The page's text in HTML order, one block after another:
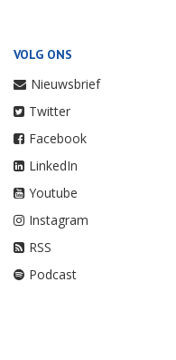
VOLG ONS
Nieuwsbrief
Twitter
Facebook
LinkedIn
Youtube
Instagram
RSS
Podcast